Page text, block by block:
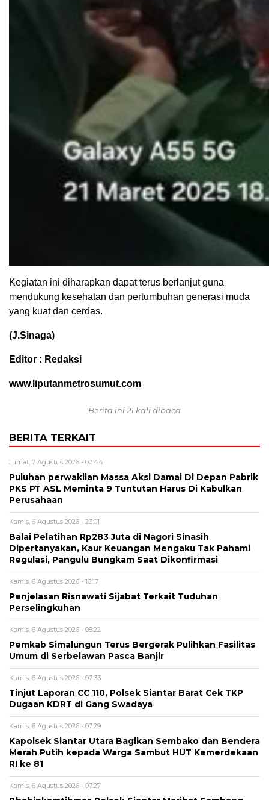
Kegiatan ini diharapkan dapat terus berlanjut guna
mendukung kesehatan dan pertumbuhan generasi muda
yang kuat dan cerdas.
(J.Sinaga)
Editor : Redaksi
www.liputanmetrosumut.com
Berita ini 21 kali dibaca
BERITA TERKAIT
Jumat, 7 Agustus 2026 - 02:44
Puluhan perwakilan Massa Aksi Damai Di Depan Pabrik
PKS PT ASL Meminta 9 Tuntutan Harus Di Kabulkan
Perusahaan
Kamis, 6 Agustus 2026 - 23:01
Balai Pelatihan Rp283 Juta di Nagori Sinasih
Dipertanyakan, Kaur Keuangan Mengaku Tak Pahami
Regulasi, Pangulu Bungkam Saat Dikonfirmasi
Kamis, 6 Agustus 2026 - 16:17
Penjelasan Risnawati Sijabat Terkait Tuduhan
Perselingkuhan
Kamis, 6 Agustus 2026 - 08:22
Pemkab Simalungun Terus Bergerak Pulihkan Fasilitas
Umum di Serbelawan Pasca Banjir
Kamis, 6 Agustus 2026 - 07:33
Tinjut Laporan CC 110, Polsek Siantar Barat Cek TKP
Dugaan KDRT di Gang Swadaya
Kamis, 6 Agustus 2026 - 07:29
Kapolsek Siantar Utara Bagikan Sembako dan Bendera
Merah Putih kepada Warga Sambut HUT Kemerdekaan
RI ke 81
Kamis, 6 Agustus 2026 - 07:27